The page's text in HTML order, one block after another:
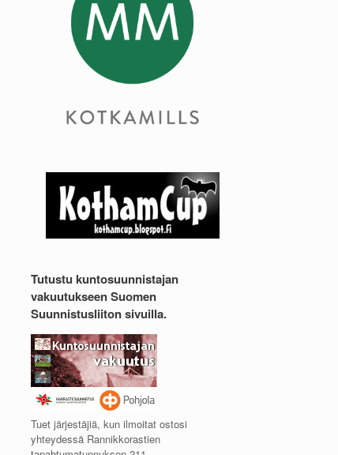
Tutustu kuntosuunnistajan
vakuutukseen Suomen
Suunnistusliiton sivuilla.
Tuet järjestäjiä, kun ilmoitat ostosi
yhteydessä Rannikkorastien